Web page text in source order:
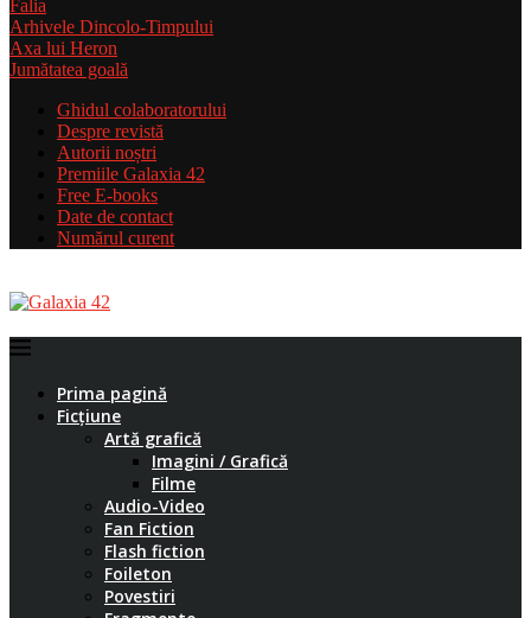
Falia
Arhivele Dincolo-Timpului
Axa lui Heron
Jumătatea goală
Ghidul colaboratorului
Despre revistă
Autorii noștri
Premiile Galaxia 42
Free E-books
Date de contact
Numărul curent
Prima pagină
Ficțiune
Artă grafică
Imagini / Grafică
Filme
Audio-Video
Fan Fiction
Flash fiction
Foileton
Povestiri